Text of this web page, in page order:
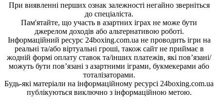
При виявленні перших ознак залежності негайно зверніться
до спеціаліста.
Пам'ятайте, що участь в азартних іграх не може бути
джерелом доходів або альтернативою роботі.
Інформаційний ресурс 24boxing.com.ua не проводить ігри на
реальні та/або віртуальні гроші, також сайт не приймає в
жодній формі оплату ставок та/інших платежів, які пов’язані/
можуть бути пов’язані з азартними іграми, букмекерами або
тоталізаторами.
Будь-які матеріали на інформаційному ресурсі 24boxing.com.ua
публікуються виключно з інформаційною метою.